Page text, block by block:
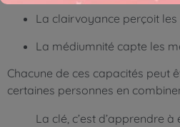
La clairvoyance perçoit les
La médiumnité capte les
Chacune de ces capacités peut
certaines personnes en
La clé, c’est d’apprendre